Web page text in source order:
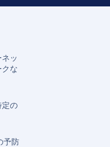
ッ
な
定の
予防